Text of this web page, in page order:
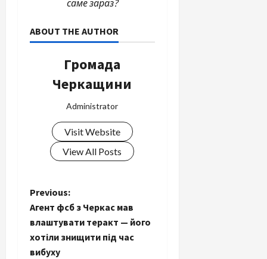
саме зараз?
ABOUT THE AUTHOR
Громада
Черкащини
Administrator
Visit Website
View All Posts
P
o
s
Previous:
Агент фсб з Черкас мав
влаштувати теракт — його
хотіли знищити під час
вибуху